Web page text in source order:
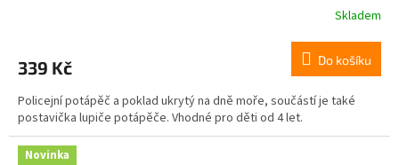
Skladem
339 Kč Do košíku
Policejní potápěč a poklad ukrytý na dně moře, součástí je také
postavička lupiče potápěče. Vhodné pro děti od 4 let.
Novinka